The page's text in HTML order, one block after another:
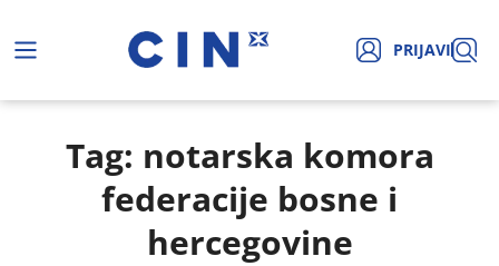
PRIJAVI
Tag: notarska komora
federacije bosne i
hercegovine